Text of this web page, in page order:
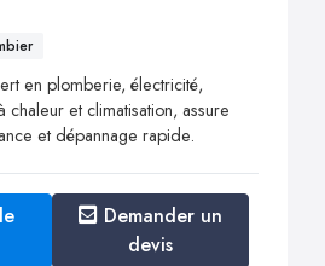
en plomberie, électricité,
et climatisation, assure
et dépannage rapide.
Demander un
devis